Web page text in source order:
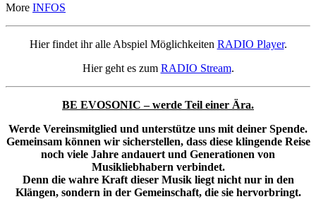
More INFOS
Hier findet ihr alle Abspiel Möglichkeiten RADIO Player.
Hier geht es zum RADIO Stream.
BE EVOSONIC – werde Teil einer Ära.
Werde Vereinsmitglied und unterstütze uns mit deiner Spende.
Gemeinsam können wir sicherstellen, dass diese klingende Reise
noch viele Jahre andauert und Generationen von
Musikliebhabern verbindet.
Denn die wahre Kraft dieser Musik liegt nicht nur in den
Klängen, sondern in der Gemeinschaft, die sie hervorbringt.